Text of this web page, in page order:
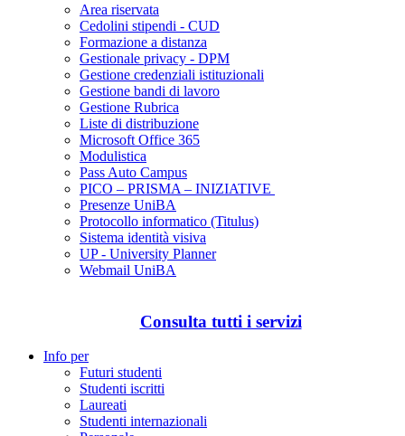
Area riservata
Cedolini stipendi - CUD
Formazione a distanza
Gestionale privacy - DPM
Gestione credenziali istituzionali
Gestione bandi di lavoro
Gestione Rubrica
Liste di distribuzione
Microsoft Office 365
Modulistica
Pass Auto Campus
PICO – PRISMA – INIZIATIVE
Presenze UniBA
Protocollo informatico (Titulus)
Sistema identità visiva
UP - University Planner
Webmail UniBA
Consulta tutti i servizi
Info per
Futuri studenti
Studenti iscritti
Laureati
Studenti internazionali